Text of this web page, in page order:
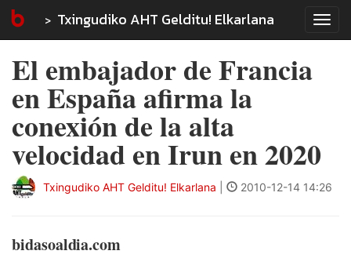
Txingudiko AHT Gelditu! Elkarlana
El embajador de Francia
en España afirma la
conexión de la alta
velocidad en Irun en 2020
Txingudiko AHT Gelditu! Elkarlana 2010-12-14 14:26
bidasoaldia.com